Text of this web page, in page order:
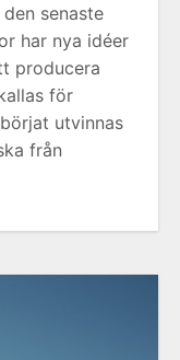
senaste
har nya idéer
producera
för
utvinnas
från